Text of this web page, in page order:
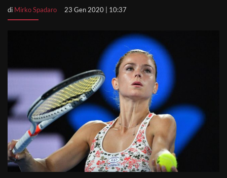
di Mirko Spadaro 23 Gen 2020 | 10:37